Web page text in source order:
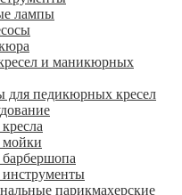
лампы
и маникюрных
для педикюрных кресел
мойки
парикмахерские